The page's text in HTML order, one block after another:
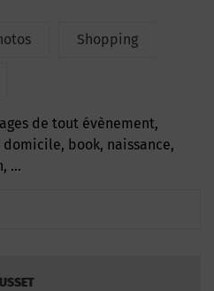
Shopping
book, naissance,
…